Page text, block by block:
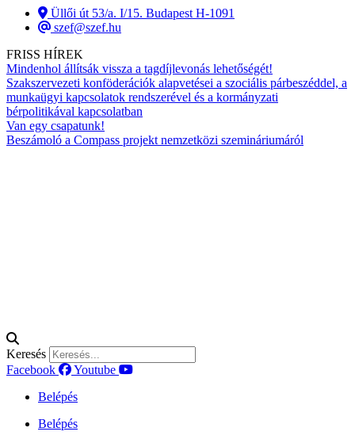
Üllői út 53/a. I/15. Budapest H-1091
szef@szef.hu
FRISS HÍREK
Mindenhol állítsák vissza a tagdíjlevonás lehetőségét!
Szakszervezeti konföderációk alapvetései a szociális párbeszéddel, a
munkaügyi kapcsolatok rendszerével és a kormányzati
bérpolitikával kapcsolatban
Van egy csapatunk!
Beszámoló a Compass projekt nemzetközi szemináriumáról
Keresés
Facebook
Youtube
Belépés
Belépés